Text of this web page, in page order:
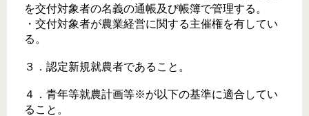
を交付対象者の名義の通帳及び帳簿で管理する。
・交付対象者が農業経営に関する主催権を有してい
る。
３．認定新規就農者であること。
４．青年等就農計画等※が以下の基準に適合してい
ること。